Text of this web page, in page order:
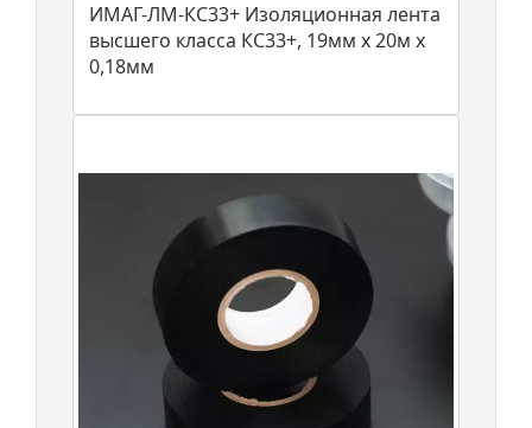
ИМАГ-ЛМ-КС33+ Изоляционная лента
высшего класса КС33+, 19мм х 20м х
0,18мм